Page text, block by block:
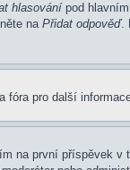
hlasovánípod hlavním
na Přidat odpověď.
fóra pro další
na první příspěvek